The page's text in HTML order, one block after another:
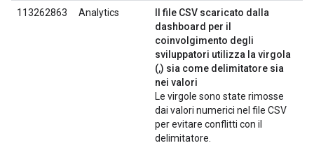
113262863 Analytics
Il file CSV scaricato dalla
dashboard per il
coinvolgimento degli
sviluppatori utilizza la virgola
(,) sia come delimitatore sia
nei valori
Le virgole sono state rimosse
dai valori numerici nel file CSV
per evitare conflitti con il
delimitatore.